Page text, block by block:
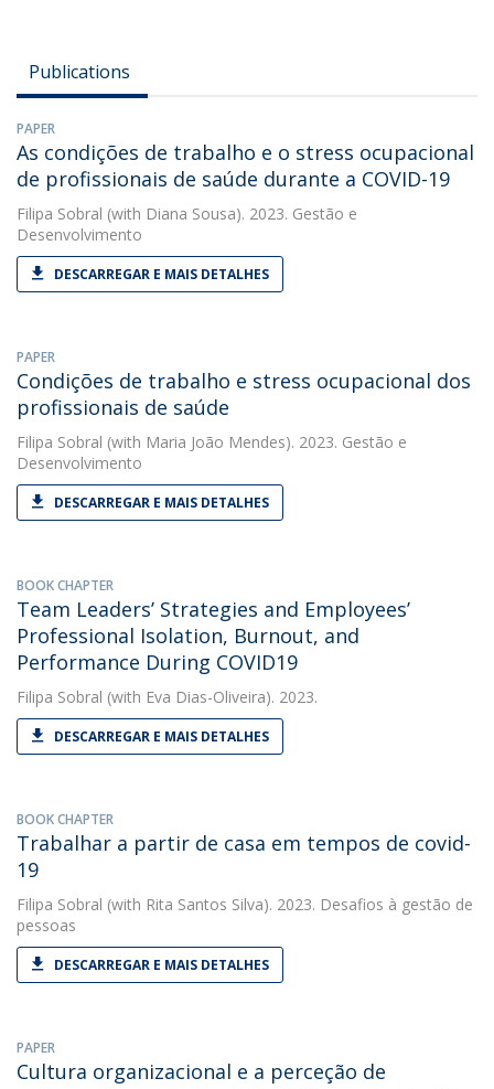
Publications
PAPER
As condições de trabalho e o stress ocupacional
de profissionais de saúde durante a COVID-19
Filipa Sobral (with Diana Sousa). 2023. Gestão e
Desenvolvimento
DESCARREGAR E MAIS DETALHES
PAPER
Condições de trabalho e stress ocupacional dos
profissionais de saúde
Filipa Sobral (with Maria João Mendes). 2023. Gestão e
Desenvolvimento
DESCARREGAR E MAIS DETALHES
BOOK CHAPTER
Team Leaders’ Strategies and Employees’
Professional Isolation, Burnout, and
Performance During COVID19
Filipa Sobral (with Eva Dias-Oliveira). 2023.
DESCARREGAR E MAIS DETALHES
BOOK CHAPTER
Trabalhar a partir de casa em tempos de covid-
19
Filipa Sobral (with Rita Santos Silva). 2023. Desafios à gestão de
pessoas
DESCARREGAR E MAIS DETALHES
PAPER
Cultura organizacional e a perceção de